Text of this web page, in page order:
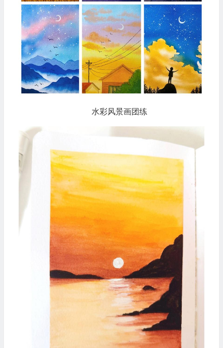
水彩风景画团练